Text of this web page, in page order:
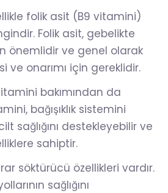
folik asit (B9 vitamini)
Folik asit, gebelikte
önemlidir ve genel olarak
ve onarımı için gereklidir.
bakımından da
bağışıklık sistemini
sağlığını destekleyebilir ve
sahiptir.
söktürücü özellikleri vardır.
sağlığını